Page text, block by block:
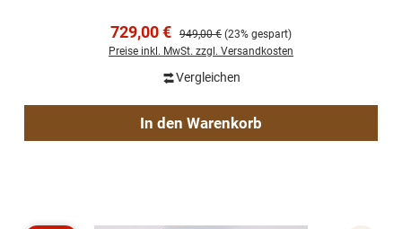
Verkaufspreis:
729,00 € Regulärer Preis:
949,00 € (23% gespart)
Preise inkl. MwSt. zzgl. Versandkosten
Vergleichen
In den Warenkorb